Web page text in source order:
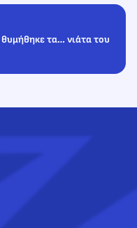
τα… νιάτα του